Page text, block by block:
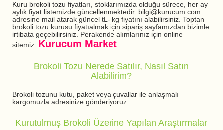
Kuru brokoli tozu fiyatları, stoklarımızda olduğu sürece, her ay
aylık fiyat listemizde güncellenmektedir. bilgi@kurucum.com
adresine mail atarak güncel tL- kg fiyatını alabilirsiniz. Toptan
brokoli tozu kurusu fiyatıalmak için sipariş sayfamızdan bizimle
irtibata geçebilirsiniz. Perakende alımlarınız için online
sitemiz: Kurucum Market
Brokoli Tozu Nerede Satılır, Nasıl Satın
Alabilirim?
Brokoli tozunu kutu, paket veya çuvallar ile anlaşmalı
kargomuzla adresinize gönderiyoruz.
Kurutulmuş Brokoli Üzerine Yapılan Araştırmalar